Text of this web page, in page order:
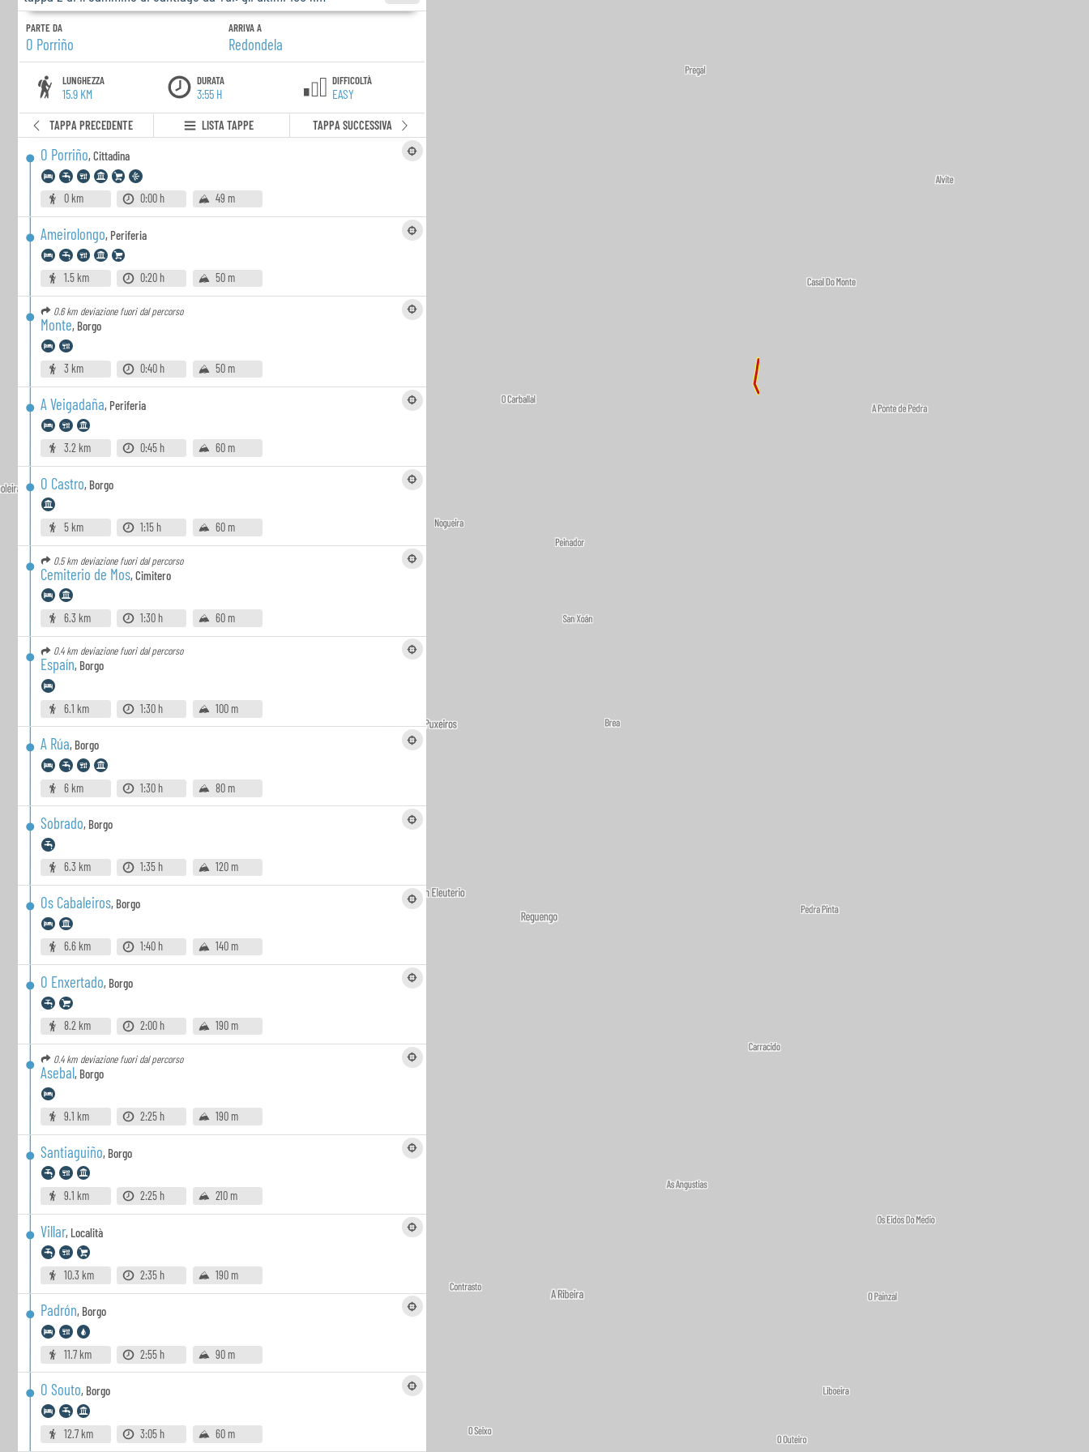
PARTE DA
O Porriño
ARRIVA A
Redondela
LUNGHEZZA
15.9 KM
DURATA
3:55 H
DIFFICOLTÀ
EASY
TAPPA PRECEDENTE LISTA TAPPE TAPPA SUCCESSIVA
O Porriño,Cittadina
0 km 0:00 h 49 m
Ameirolongo, Periferia
1.5 km 0:20 h 50 m
0.6 km deviazione fuori dal percorso
Monte, Borgo
3 km 0:40 h 50 m
A Veigadaña, Periferia
3.2 km 0:45 h 60 m
O Castro, Borgo
5 km 1:15 h 60 m
0.5 km deviazione fuori dal percorso
Cemiterio de Mos,Cimitero
6.3 km 1:30 h 60 m
0.4 km deviazione fuori dal percorso
Espaín, Borgo
6.1 km 1:30 h 100 m
A Rúa, Borgo
6 km 1:30 h 80 m
Sobrado, Borgo
6.3 km 1:35 h 120 m
Os Cabaleiros, Borgo
6.6 km 1:40 h 140 m
O Enxertado, Borgo
8.2 km 2:00 h 190 m
0.4 km deviazione fuori dal percorso
Asebal, Borgo
9.1 km 2:25 h 190 m
Santiaguiño, Borgo
9.1 km 2:25 h 210 m
Villar, Località
10.3 km 2:35 h 190 m
Padrón, Borgo
11.7 km 2:55 h 90 m
O Souto, Borgo
12.7 km 3:05 h 60 m